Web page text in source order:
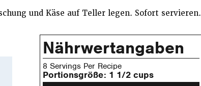
und Käse auf Teller legen. Sofort servieren.
Nährwertangaben
8 Servings Per Recipe
Portionsgröße: 1 1/2 cups